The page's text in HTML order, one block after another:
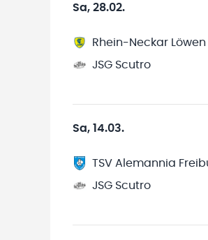
Sa, 28.02.
Rhein-Neckar Löwen
JSG Scutro
Sa, 14.03.
TSV Alemannia
JSG Scutro